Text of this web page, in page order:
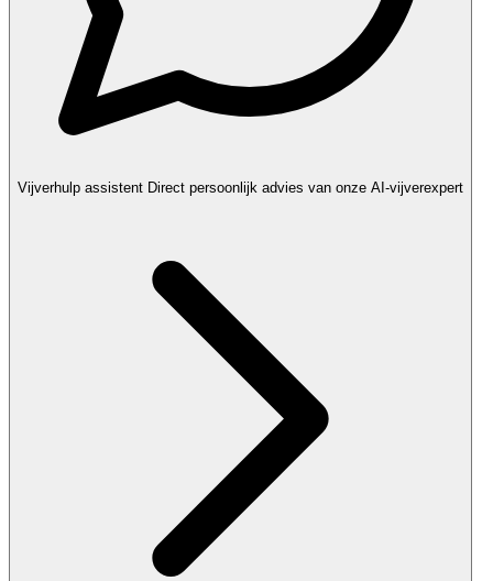
Vijverhulp assistent Direct persoonlijk advies van onze AI-vijverexpert